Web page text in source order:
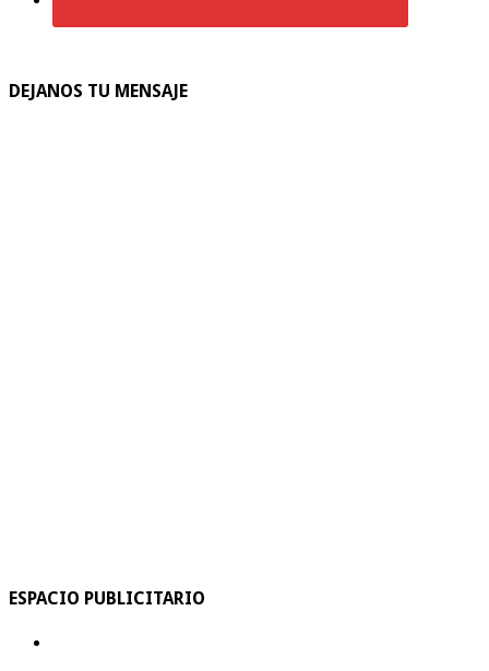
DEJANOS TU MENSAJE
ESPACIO PUBLICITARIO